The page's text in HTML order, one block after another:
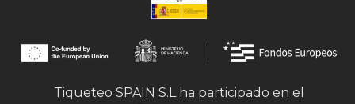
Tiqueteo SPAIN S.L ha participado en el